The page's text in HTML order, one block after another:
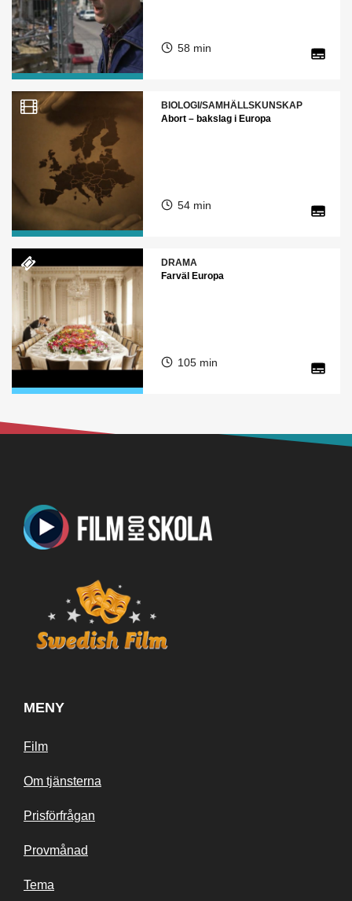
58 min
BIOLOGI/SAMHÄLLSKUNSKAP
Abort – bakslag i Europa
54 min
DRAMA
Farväl Europa
105 min
MENY
Film
Om tjänsterna
Prisförfrågan
Provmånad
Tema